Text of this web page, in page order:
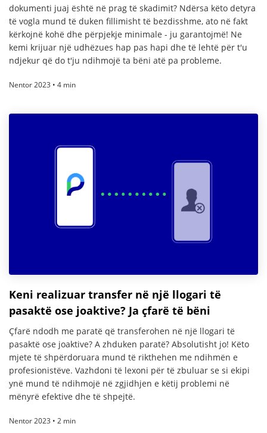
dokumenti juaj është në prag të skadimit? Ndërsa këto detyra
të vogla mund të duken fillimisht të bezdisshme, ato në fakt
kërkojnë kohë dhe përpjekje minimale - ju garantojmë! Ne
kemi krijuar një udhëzues hap pas hapi dhe të lehtë për t'u
ndjekur që do t'ju ndihmojë ta bëni atë pa probleme.
Nentor 2023 • 4 min
Keni realizuar transfer në një llogari të
pasaktë ose joaktive? Ja çfarë të bëni
Çfarë ndodh me paratë që transferohen në një llogari të
pasaktë ose joaktive? A zhduken paratë? Absolutisht jo! Këto
mjete të shpërdoruara mund të rikthehen me ndihmën e
profesionistëve. Vazhdoni të lexoni për të zbuluar se si ekipi
ynë mund të ndihmojë në zgjidhjen e këtij problemi në
mënyrë efektive dhe të shpejtë.
Nentor 2023 • 2 min